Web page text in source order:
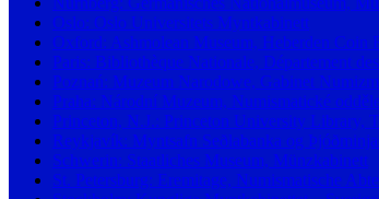
Oslo: Oslo Universitets Myntkabinett
Oxford: Ashmolean Museum, Heberden Coin
Paris: Bibliothèque Nationale, Département
Poznań: Muzeum Narodowe, Gabinet
Praha: Národní Muzeum, Numismatické
Princeton, N.J.: Princeton University Library,
Reykjavík: Myntsafn Seðlabanka og
Schwerin: Staatliches Museum, Münzkabinett
St. Petersburg: Eremitage, Numismatische